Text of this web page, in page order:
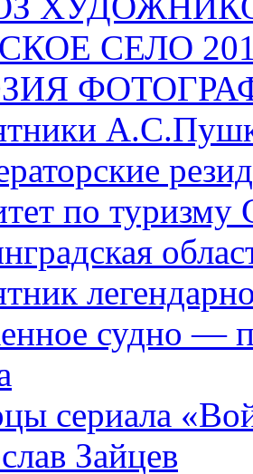
СЕЛО
по туризму
судно —
сериала
Зайцев